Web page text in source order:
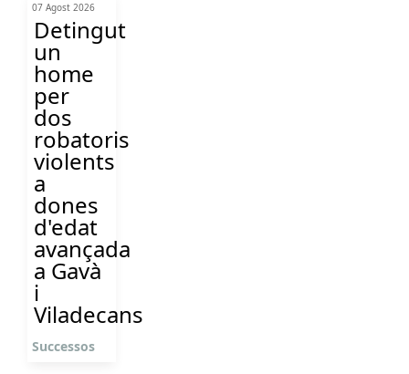
07 Agost 2026
Detingut
un
home
per
dos
robatoris
violents
a
dones
d'edat
avançada
a Gavà
i
Viladecans
Successos